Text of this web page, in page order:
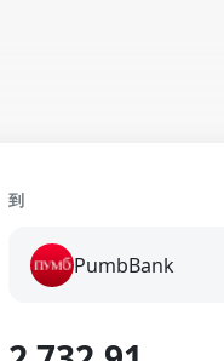
到
PumbBank